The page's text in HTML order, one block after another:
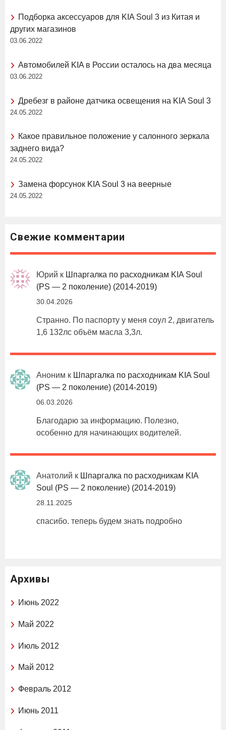
Подборка аксессуаров для KIA Soul 3 из Китая и
других магазинов
03.06.2022
Автомобилей KIA в России осталось на два месяца
03.06.2022
Дребезг в районе датчика освещения на KIA Soul 3
24.05.2022
Какое правильное положение у салонного зеркала
заднего вида?
24.05.2022
Замена форсунок KIA Soul 3 на веерные
24.05.2022
Свежие комментарии
Юрий к Шпаргалка по расходникам KIA Soul
(PS — 2 поколение) (2014-2019)
30.04.2026
Странно. По паспорту у меня соул 2, двигатель
1,6 132лс объём масла 3,3л.
Аноним к Шпаргалка по расходникам KIA Soul
(PS — 2 поколение) (2014-2019)
06.03.2026
Благодарю за информацию. Полезно,
особенно для начинающих водителей.
Анатолий к Шпаргалка по расходникам KIA
Soul (PS — 2 поколение) (2014-2019)
28.11.2025
спасибо. теперь будем знать подробно
Архивы
Июнь 2022
Май 2022
Июль 2012
Май 2012
Февраль 2012
Июнь 2011